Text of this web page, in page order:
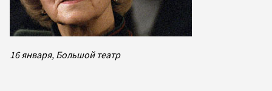
16 января, Большой театр